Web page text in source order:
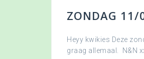
ZONDAG 11/
Heyy kwikies Deze
graag allemaal. N&N